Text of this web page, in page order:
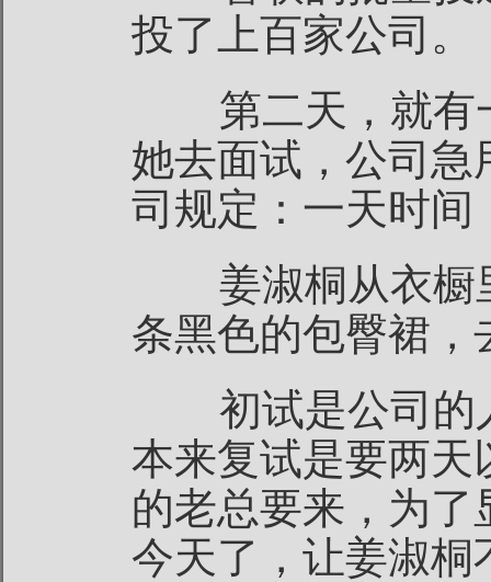
投了上百家公司。
第二天，就有
她去面试，公司急
司规定：一天时间
姜淑桐从衣橱
条黑色的包臀裙，
初试是公司的
本来复试是要两天
的老总要来，为
今天了，让姜淑桐